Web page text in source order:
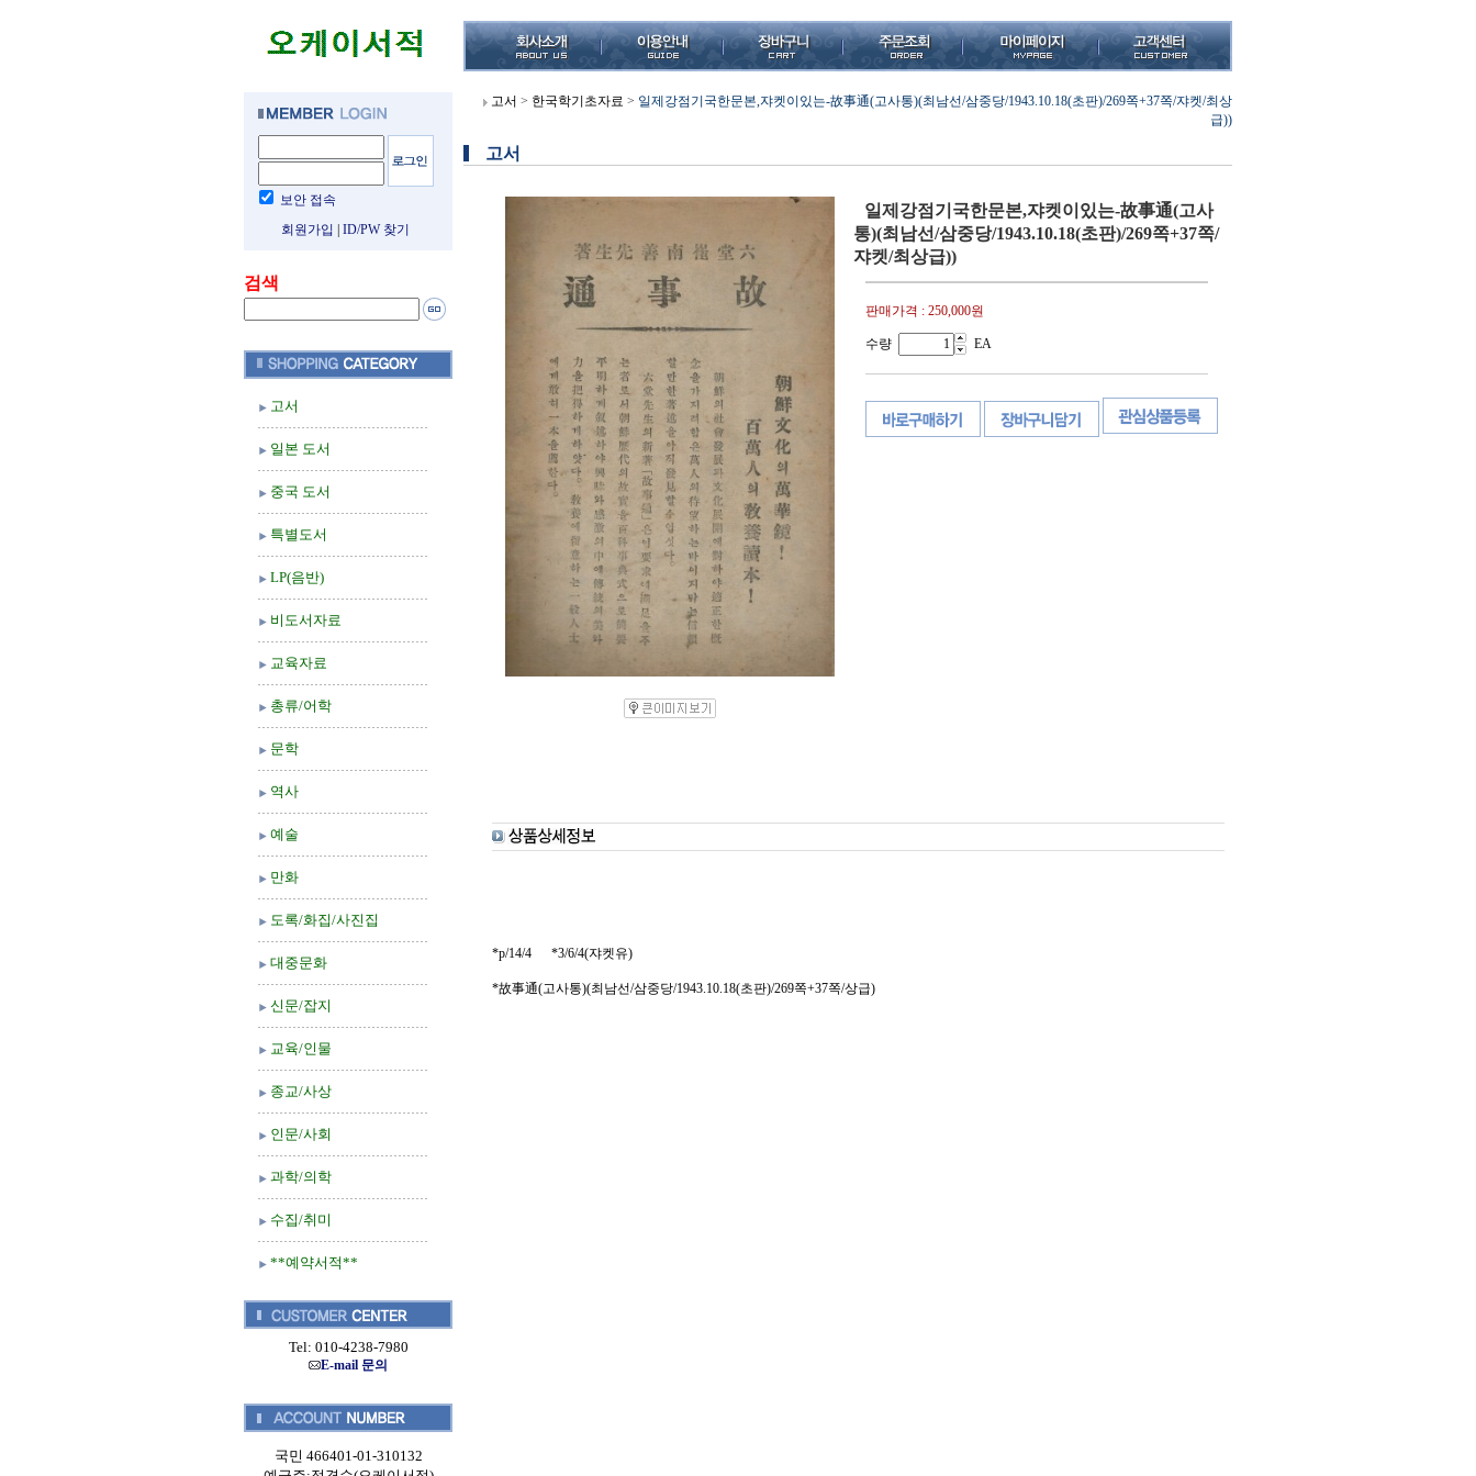
보안 접속
회원가입
ID/PW 찾기
검색
고서
일본 도서
중국 도서
특별도서
LP(음반)
비도서자료
교육자료
총류/어학
문학
역사
예술
만화
도록/화집/사진집
대중문화
신문/잡지
교육/인물
종교/사상
인문/사회
과학/의학
수집/취미
**예약서적**
Tel: 010-4238-7980
E-mail 문의
국민 466401-01-310132
고서 > 한국학기초자료 > 일제강점기국한문본,쟈켓이있는-故事通(고사통)(최남선/삼중당/1943.10.18(초판)/269쪽+37쪽/쟈켓/최상
급))
고서
일제강점기국한문본,쟈켓이있는-故事通(고사
통)(최남선/삼중당/1943.10.18(초판)/269쪽+37쪽/
쟈켓/최상급))
판매가격 : 250,000원
수량 EA
*p/14/4 *3/6/4(쟈켓유)
*故事通(고사통)(최남선/삼중당/1943.10.18(초판)/269쪽+37쪽/상급)